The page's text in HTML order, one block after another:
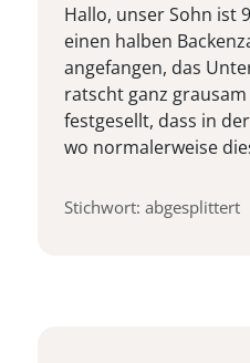
Hallo, unser Sohn ist
einen halben
angefangen, das
ratscht ganz
festgesellt, dass in
wo normalerweise
Stichwort: abgesplittert